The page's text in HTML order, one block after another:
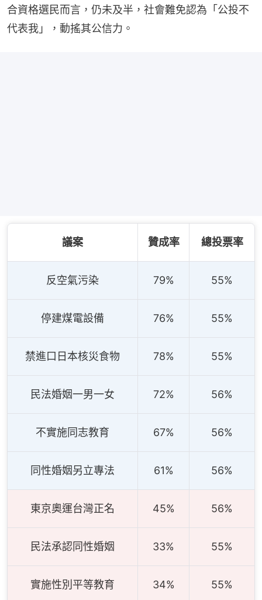
合資格選民而言，仍未及半，社會難免認為「公投不
代表我」，動搖其公信力。
議案 贊成率 總投票率
反空氣污染 79% 55%
停建煤電設備 76% 55%
禁進口日本核災食物 78% 55%
民法婚姻一男一女 72% 56%
不實施同志教育 67% 56%
同性婚姻另立專法 61% 56%
東京奧運台灣正名 45% 56%
民法承認同性婚姻 33% 55%
實施性別平等教育 34% 55%